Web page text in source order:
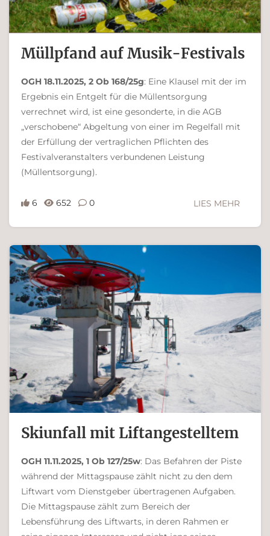
Müllpfand auf Musik-Festivals
OGH 18.11.2025, 2 Ob 168/25g: Eine Klausel mit der im
Ergebnis ein Entgelt für die Müllentsorgung
verrechnet wird, ist eine gesonderte, in die AGB
„verschobene“ Abgeltung von einer im Regelfall mit
der Erfüllung der vertraglichen Pflichten des
Festivalveranstalters verbundenen Leistung
(Müllentsorgung).
6 652 0 LIES MEHR
Ferdinand Bachinger
Skiunfall mit Liftangestelltem
OGH 11.11.2025, 1 Ob 127/25w: Das Befahren der Piste
während der Mittagspause zählt nicht zu den dem
Liftwart vom Dienstgeber übertragenen Aufgaben.
Die Mittagspause zählt zum Bereich der
Lebensführung des Liftwarts, in deren Rahmen er